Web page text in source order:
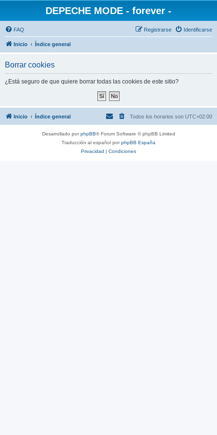
DEPECHE MODE - forever -
FAQ Identificarse
Registrarse
Inicio Índice general
Borrar cookies
¿Está seguro de que quiere borrar todas las cookies de este sitio?
Inicio Índice general Todos los horarios son UTC+02:00
Desarrollado porphpBB® Forum Software © phpBB Limited
Traducción al español porphpBB España
Privacidad | Condiciones